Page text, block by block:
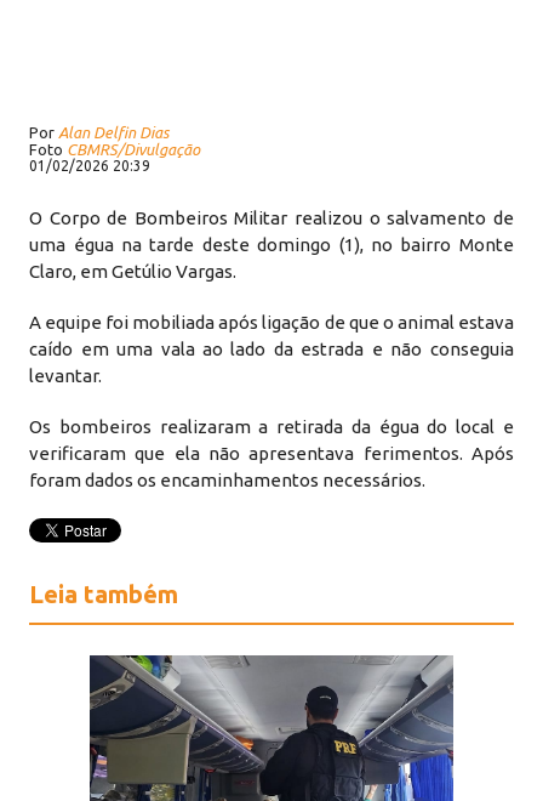
Por Alan Delfin Dias
Foto CBMRS/Divulgação
01/02/2026 20:39
O Corpo de Bombeiros Militar realizou o salvamento de
uma égua na tarde deste domingo (1), no bairro Monte
Claro, em Getúlio Vargas.
A equipe foi mobiliada após ligação de que o animal estava
caído em uma vala ao lado da estrada e não conseguia
levantar.
Os bombeiros realizaram a retirada da égua do local e
verificaram que ela não apresentava ferimentos. Após
foram dados os encaminhamentos necessários.
Leia também